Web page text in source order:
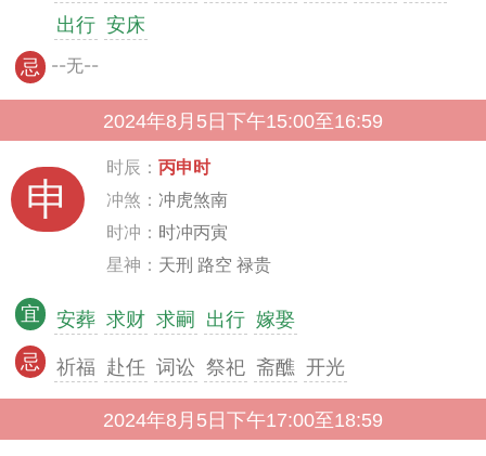
出行 安床
忌 --无--
2024年8月5日下午15:00至16:59
申
时辰： 丙申时
冲煞： 冲虎煞南
时冲： 时冲丙寅
星神： 天刑 路空 禄贵
宜 安葬 求财 求嗣 出行 嫁娶
忌 祈福 赴任 词讼 祭祀 斋醮 开光
2024年8月5日下午17:00至18:59